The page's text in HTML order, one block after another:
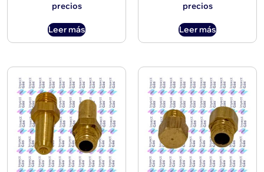
precios
Leer más
precios
Leer más